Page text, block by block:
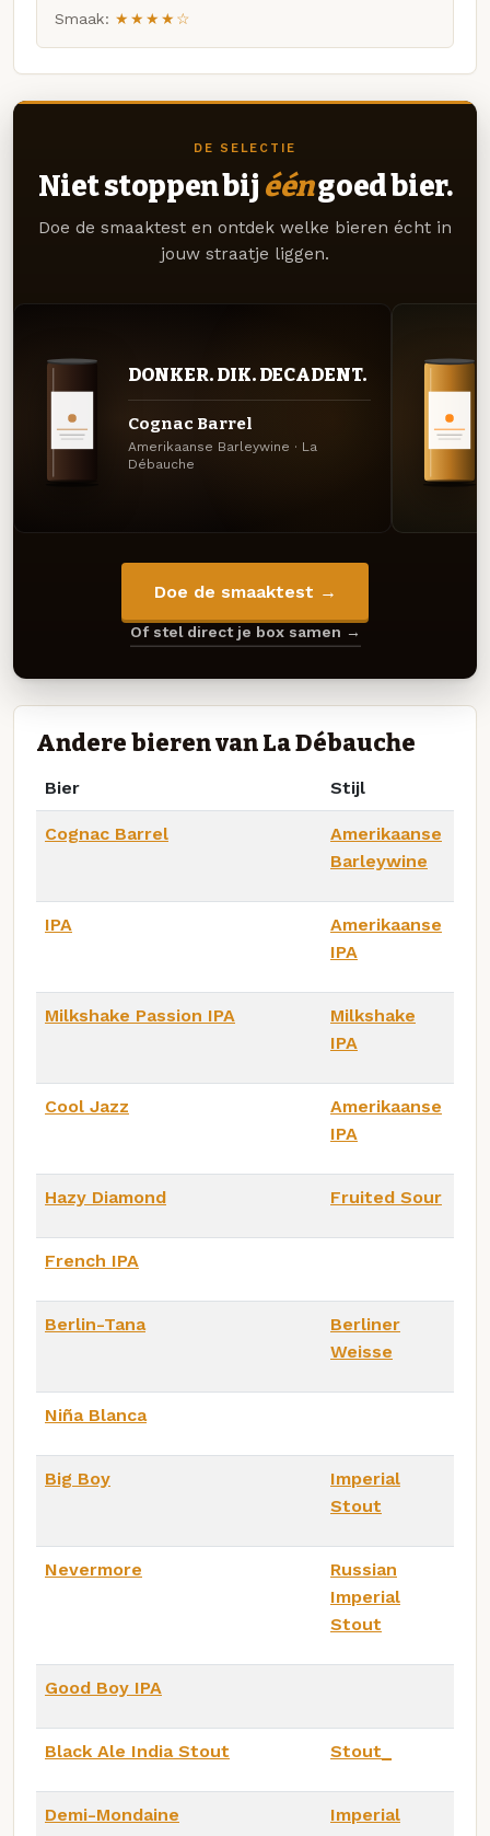
Smaak: ★★★★☆
DE SELECTIE
Niet stoppen bij ééngoed bier.
Doe de smaaktest en ontdek welke bieren écht in
jouw straatje liggen.
DONKER. DIK. DECADENT.
Cognac Barrel
Amerikaanse Barleywine · La
Débauche
Doe de smaaktest →
Of stel direct je box samen →
Andere bieren van La Débauche
Bier Stijl
Cognac Barrel
Amerikaanse
Barleywine
IPA
Amerikaanse
IPA
Milkshake Passion IPA
Milkshake
IPA
Cool Jazz
Amerikaanse
IPA
Hazy Diamond Fruited Sour
French IPA
Berlin-Tana
Berliner
Weisse
Niña Blanca
Big Boy
Imperial
Stout
Nevermore
Russian
Imperial
Stout
Good Boy IPA
Black Ale India Stout Stout_
Demi-Mondaine
Imperial